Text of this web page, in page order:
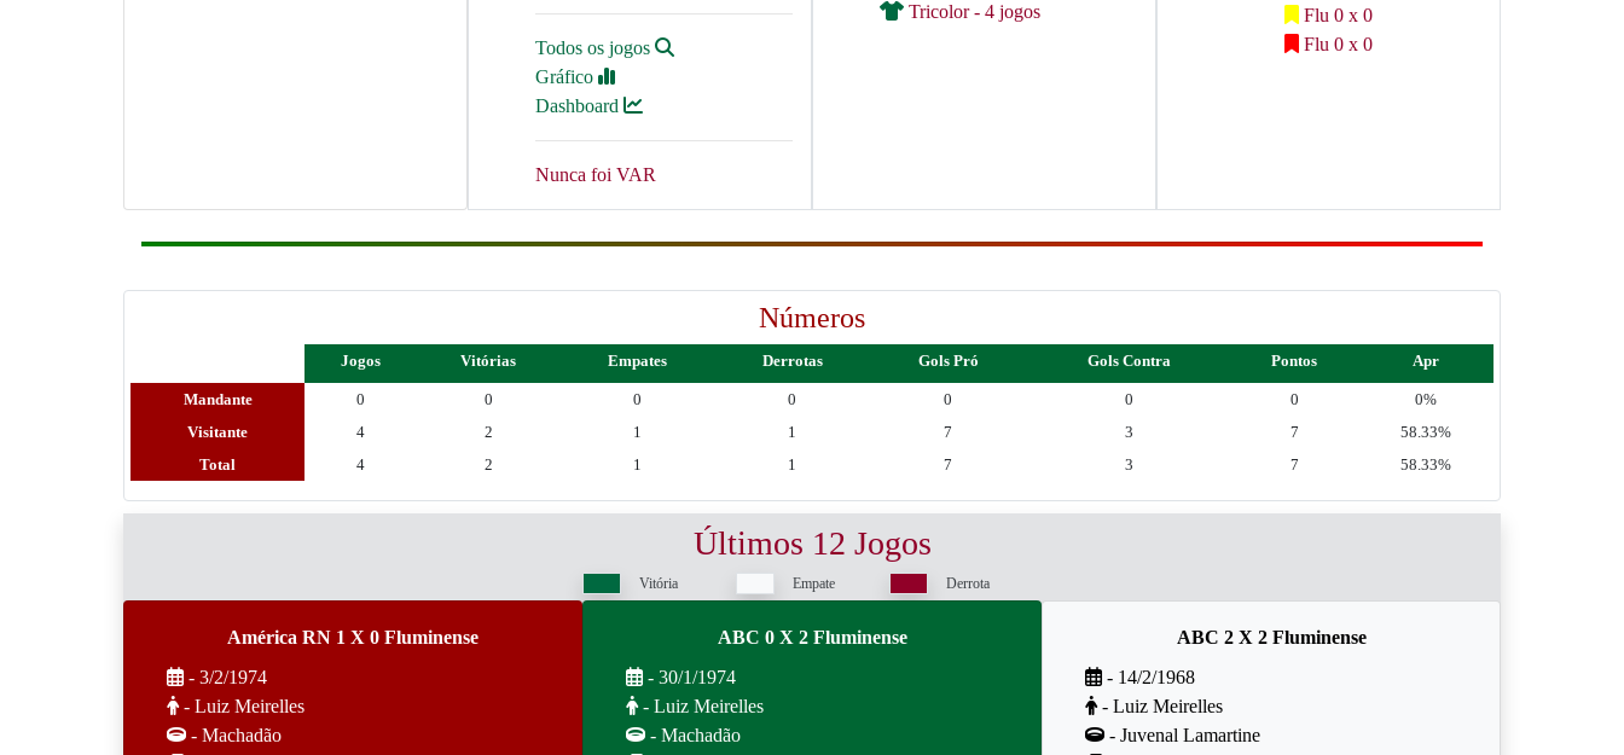
Todos os jogos
Gráfico
Dashboard
Nunca foi VAR
Tricolor - 4 jogos
Flu 0 x 0
Flu 0 x 0
Números
Jogos Vitórias Empates Derrotas Gols Pró Gols Contra Pontos Apr
Mandante 0 0 0 0 0 0 0
0%
Visitante
4 2 1 1 7 3 7
58.33%
Total
4 2 1 1 7 3 7 58.33%
Últimos 12 Jogos
Vitória Empate Derrota
América RN 1 X 0 Fluminense
- 3/2/1974
- Luiz Meirelles
- Machadão
ABC 0 X 2 Fluminense
- 30/1/1974
- Luiz Meirelles
- Machadão
ABC 2 X 2 Fluminense
- 14/2/1968
- Luiz Meirelles
- Juvenal Lamartine